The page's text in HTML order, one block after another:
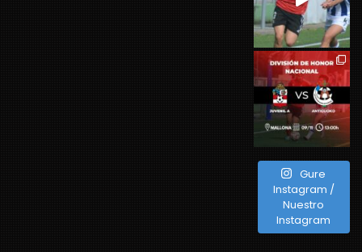
Gure
Instagram /
Nuestro
Instagram